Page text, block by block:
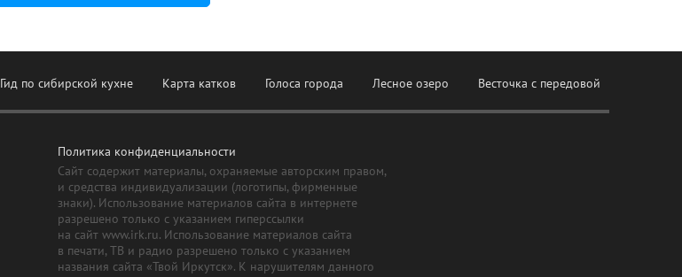
Гид по сибирской кухне Карта катков Голоса города Лесное озеро Весточка с передовой
Политика конфиденциальности
Сайт содержит материалы, охраняемые авторским правом,
и средства индивидуализации (логотипы, фирменные
знаки). Использование материалов сайта в интернете
разрешено только с указанием гиперссылки
на сайт www.irk.ru. Использование материалов сайта
в печати, ТВ и радио разрешено только с указанием
названия сайта «Твой Иркутск». К нарушителям данного